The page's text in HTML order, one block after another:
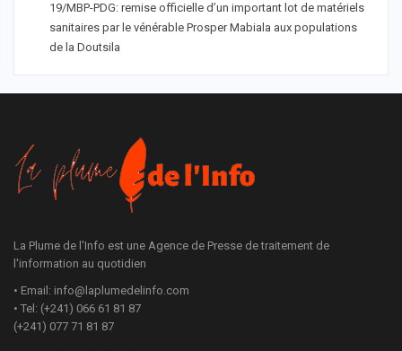
19/MBP-PDG: remise officielle d’un important lot de matériels
sanitaires par le vénérable Prosper Mabiala aux populations
de la Doutsila
La Plume de l'Info est une Agence de Presse de traitement de
l'information au quotidien
• Email: info@laplumedelinfo.com
• Tel: (+241) 066 61 81 87
(+241) 077 71 81 87